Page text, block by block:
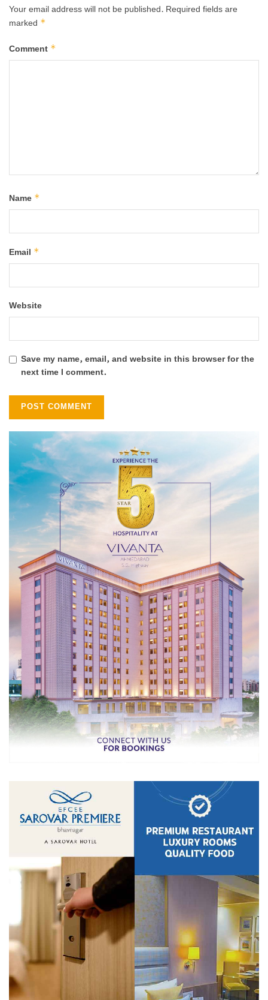
Your email address will not be published. Required fields are
marked *
Comment *
Name *
Email *
Website
Save my name, email, and website in this browser for the
next time I comment.